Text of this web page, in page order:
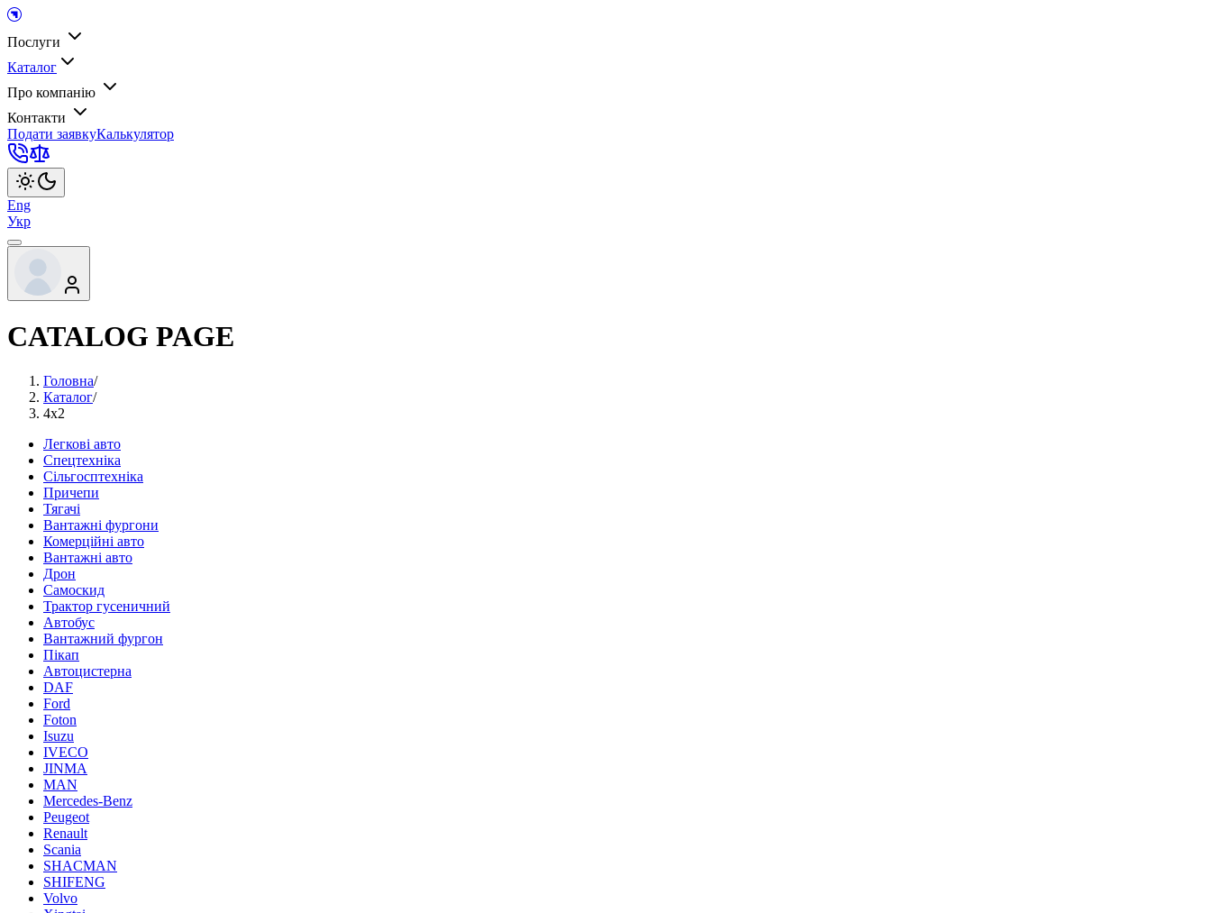
Послуги
Каталог
Про компанію
Контакти
Подати заявкуКалькулятор
Eng
Укр
CATALOG PAGE
Головна/
Каталог/
4х2
Легкові авто
Спецтехніка
Сільгосптехніка
Причепи
Тягачі
Вантажні фургони
Комерційні авто
Вантажні авто
Дрон
Самоскид
Трактор гусеничний
Автобус
Вантажний фургон
Пікап
Автоцистерна
DAF
Ford
Foton
Isuzu
IVECO
JINMA
MAN
Mercedes-Benz
Peugeot
Renault
Scania
SHACMAN
SHIFENG
Volvo